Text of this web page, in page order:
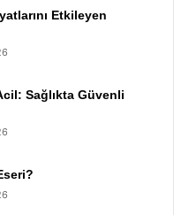
Etkileyen
Sağlıkta Güvenli